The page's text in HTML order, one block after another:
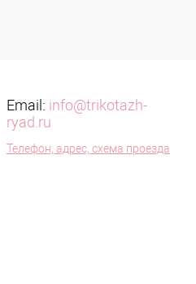
Email: info@trikotazh-
ryad.ru
Телефон, адрес, схема проезда